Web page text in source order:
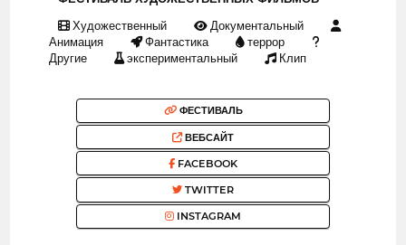
Художественный
Документальный
Анимация
Фантастика
террор
Другие
экспериментальный Клип
ФЕСТИВАЛЬ
ВЕБСАЙТ
FACEBOOK
TWITTER
INSTAGRAM